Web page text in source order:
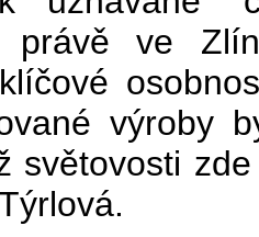
právě ve
výroby
světovosti